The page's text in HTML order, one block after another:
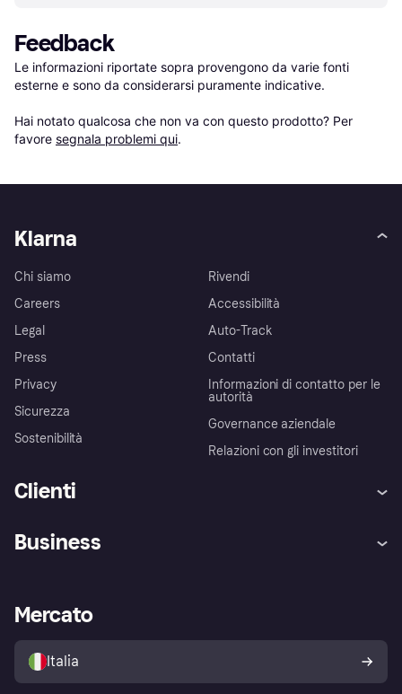
Feedback
Le informazioni riportate sopra provengono da varie fonti
esterne e sono da considerarsi puramente indicative.
Hai notato qualcosa che non va con questo prodotto? Per
favore segnala problemi qui.
Klarna
Chi siamo
Careers
Legal
Press
Privacy
Sicurezza
Sostenibilità
Rivendi
Accessibilità
Auto-Track
Contatti
Informazioni di contatto per le
autorità
Governance aziendale
Relazioni con gli investitori
Clienti
Esplora i negozi
Politica di protezione
dell'acquirente Klarna
Business
Accesso aziende
Mercato
Italia